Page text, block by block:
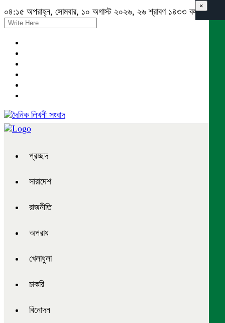
০৪:১৫ অপরাহ্ন, সোমবার, ১০ অগাস্ট ২০২৬, ২৬ শ্রাবণ ১৪৩৩ বঙ্গাব্দ
প্রচ্ছদ
সারাদেশ
রাজনীতি
অপরাধ
খেলাধুলা
চাকরি
বিনোদন
×